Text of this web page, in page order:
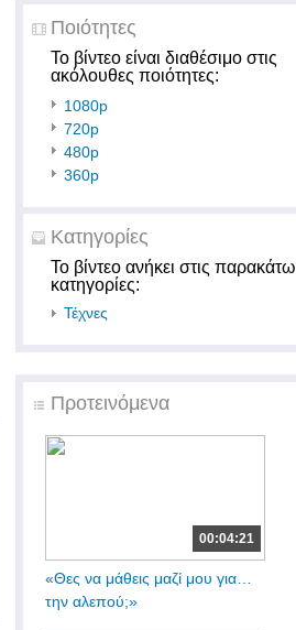
Ποιότητες
Το βίντεο είναι διαθέσιμο στις
ακόλουθες ποιότητες:
1080p
720p
480p
360p
Κατηγορίες
Το βίντεο ανήκει στις παρακάτω
κατηγορίες:
Τέχνες
Προτεινόμενα
00:04:21
«Θες να μάθεις μαζί μου για…
την αλεπού;»